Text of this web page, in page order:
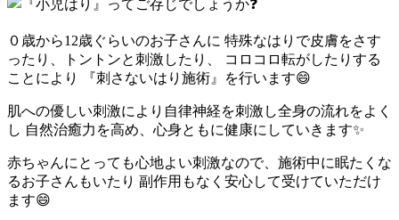
０歳から12歳ぐらいのお子さんに 特殊なはりで皮膚をさす
ったり、トントンと刺激したり、 コロコロ転がしたりする
ことにより 『刺さないはり施術』を行います😄
肌への優しい刺激により自律神経を刺激し全身の流れをよく
し 自然治癒力を高め、心身ともに健康にしていきます✨
赤ちゃんにとっても心地よい刺激なので、施術中に眠たくな
るお子さんもいたり 副作用もなく安心して受けていただけ
ます😄